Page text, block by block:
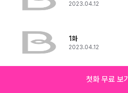
2023.04.12
1화
2023.04.12
첫화 무료 보기